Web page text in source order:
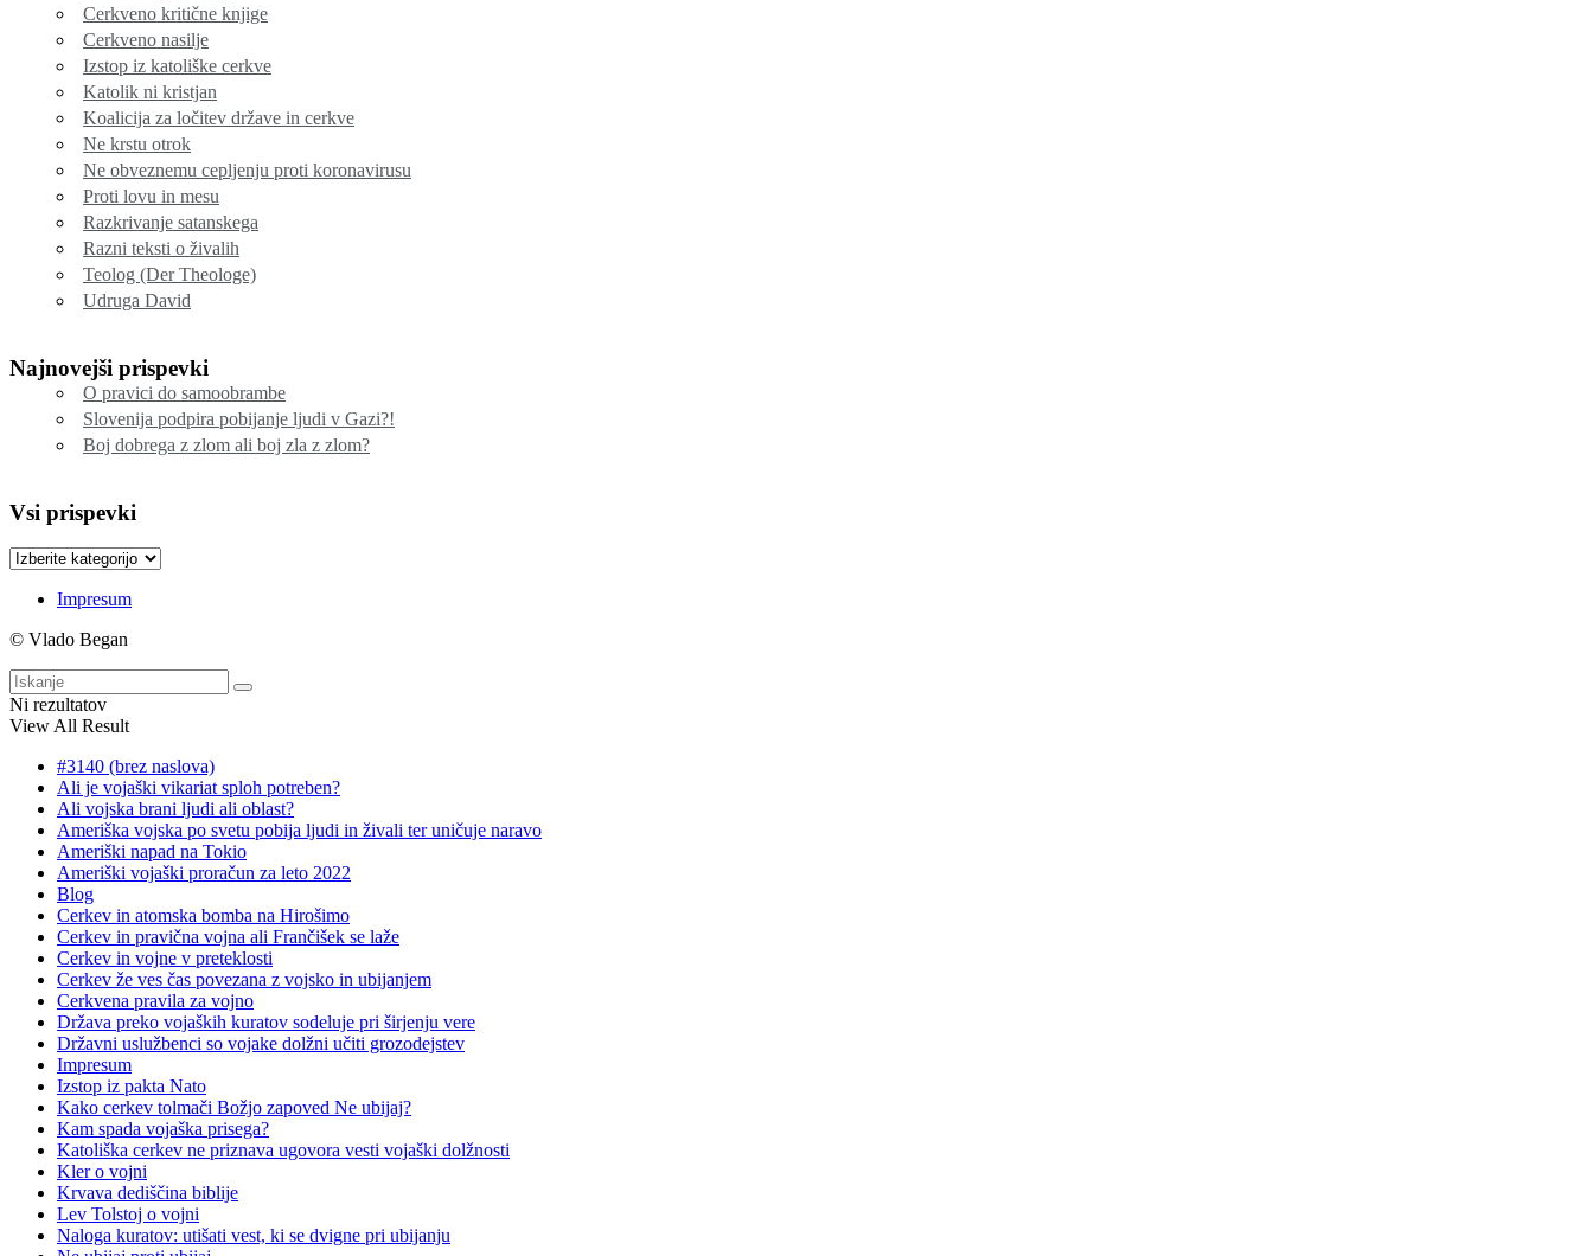
Cerkveno kritične knjige
Cerkveno nasilje
Izstop iz katoliške cerkve
Katolik ni kristjan
Koalicija za ločitev države in cerkve
Ne krstu otrok
Ne obveznemu cepljenju proti koronavirusu
Proti lovu in mesu
Razkrivanje satanskega
Razni teksti o živalih
Teolog (Der Theologe)
Udruga David
Najnovejši prispevki
O pravici do samoobrambe
Slovenija podpira pobijanje ljudi v Gazi?!
Boj dobrega z zlom ali boj zla z zlom?
Vsi prispevki
Vsi
Impresum
© Vlado Began
Ni rezultatov
View All Result
#3140 (brez naslova)
Ali je vojaški vikariat sploh potreben?
Ali vojska brani ljudi ali oblast?
Ameriška vojska po svetu pobija ljudi in živali ter uničuje naravo
Ameriški napad na Tokio
Ameriški vojaški proračun za leto 2022
Blog
Cerkev in atomska bomba na Hirošimo
Cerkev in pravična vojna ali Frančišek se laže
Cerkev in vojne v preteklosti
Cerkev že ves čas povezana z vojsko in ubijanjem
Cerkvena pravila za vojno
Država preko vojaških kuratov sodeluje pri širjenju vere
Državni uslužbenci so vojake dolžni učiti grozodejstev
Impresum
Izstop iz pakta Nato
Kako cerkev tolmači Božjo zapoved Ne ubijaj?
Kam spada vojaška prisega?
Katoliška cerkev ne priznava ugovora vesti vojaški dolžnosti
Kler o vojni
Krvava dediščina biblije
Lev Tolstoj o vojni
Naloga kuratov: utišati vest, ki se dvigne pri ubijanju